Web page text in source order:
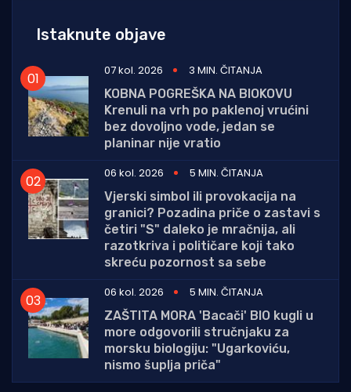
Istaknute objave
07 kol. 2026
3 MIN. ČITANJA
KOBNA POGREŠKA NA BIOKOVU
Krenuli na vrh po paklenoj vrućini
bez dovoljno vode, jedan se
planinar nije vratio
06 kol. 2026
5 MIN. ČITANJA
Vjerski simbol ili provokacija na
granici? Pozadina priče o zastavi s
četiri "S" daleko je mračnija, ali
razotkriva i političare koji tako
skreću pozornost sa sebe
06 kol. 2026
5 MIN. ČITANJA
ZAŠTITA MORA 'Bacači' BIO kugli u
more odgovorili stručnjaku za
morsku biologiju: "Ugarkoviću,
nismo šuplja priča"